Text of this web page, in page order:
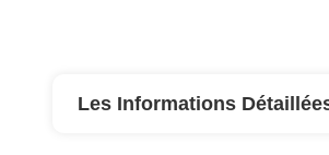
Les Informations